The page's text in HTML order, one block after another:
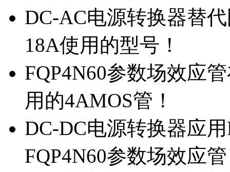
DC-AC电源转换器替
18A使用的型号！
FQP4N60参数场效应
用的4AMOS管！
DC-DC电源转换器应
FQP4N60参数场效应